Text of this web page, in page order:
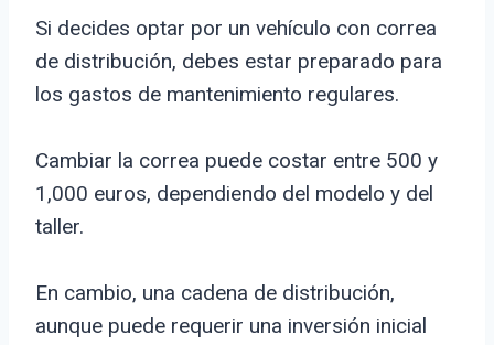
Si decides optar por un vehículo con correa
de distribución, debes estar preparado para
los gastos de mantenimiento regulares.
Cambiar la correa puede costar entre 500 y
1,000 euros, dependiendo del modelo y del
taller.
En cambio, una cadena de distribución,
aunque puede requerir una inversión inicial